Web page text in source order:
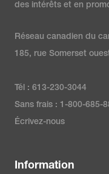
des intérêts et en
Réseau canadien du
185, rue Somerset
Tél : 613-230-3044
Sans frais : 1-800-685-
Écrivez-nous
Information